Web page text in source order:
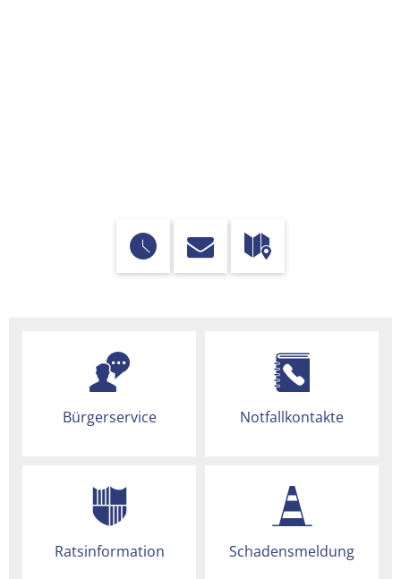
Bürgerservice Notfallkontakte
Ratsinformation Schadensmeldung